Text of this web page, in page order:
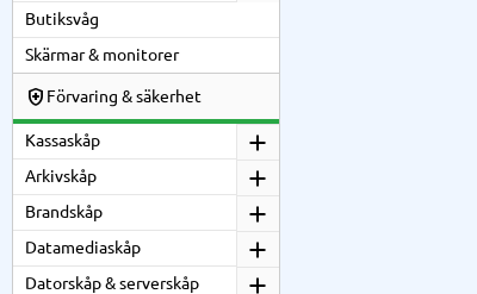
Butiksvåg
Skärmar & monitorer
Förvaring & säkerhet
Kassaskåp
Arkivskåp
Brandskåp
Datamediaskåp
Datorskåp & serverskåp